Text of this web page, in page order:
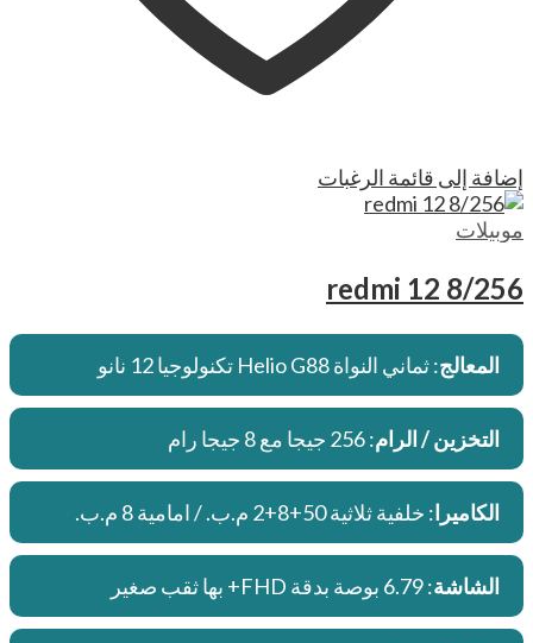
إضافة إلى قائمة الرغبات
موبيلات
redmi 12 8/256
المعالج: ثماني النواة Helio G88 تكنولوجيا 12 نانو
التخزين / الرام: 256 جيجا مع 8 جيجا رام
الكاميرا: خلفية ثلاثية 50+8+2 م.ب. / امامية 8 م.ب.
الشاشة: 6.79 بوصة بدقة FHD+ بها ثقب صغير